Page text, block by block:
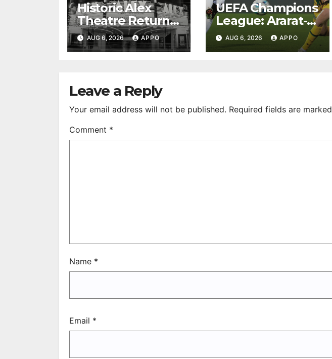
Historic Alex
Theatre Returns
to First-Run
Feature Films
AUG 6, 2026 APPO
UEFA Champions
League: Ararat-
Armenia Secure
Convincing
AUG 6, 2026 APPO
Leave a Reply
Your email address will not be published. Required fields are marked
Comment *
Name *
Email *